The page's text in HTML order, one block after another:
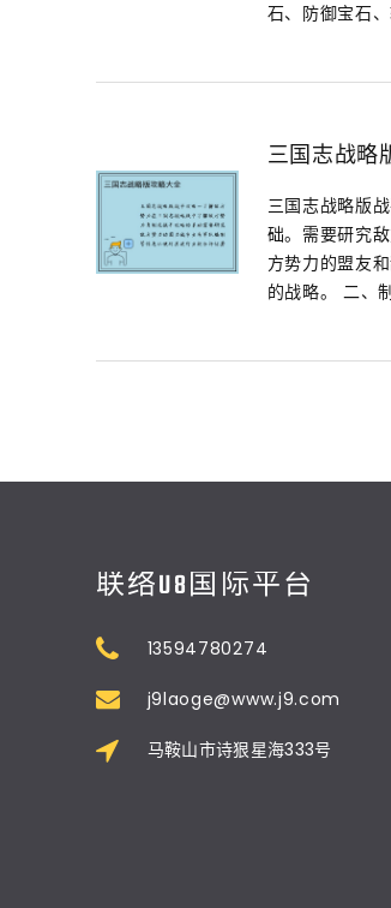
石、防御宝石
三国志战略
三国志战略版
础。需要研究
方势力的盟友
的战略。 二、
联络U8国际平台
13594780274
j9laoge@www.j9.com
马鞍山市诗狠星海333号